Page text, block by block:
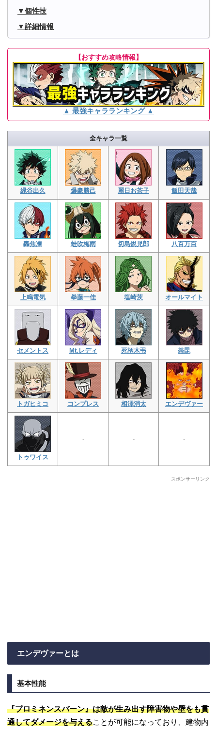
個性技
詳細情報
【おすすめ攻略情報】
▲ 最強キャラランキング ▲
全キャラ一覧
緑谷出久 爆豪勝己 麗日お茶子 飯田天哉
轟焦凍 蛙吹梅雨 切島鋭児郎 八百万百
上鳴電気 拳藤一佳 塩崎茨 オールマイト
セメントス Mt.レディ 死柄木弔 荼毘
トガヒミコ コンプレス 相澤消太 エンデヴァー
トゥワイス
- - -
スポンサーリンク
エンデヴァーとは
基本性能
『プロミネンスバーン』は敵が生み出す障害物や壁をも貫
通してダメージを与えることが可能になっており、建物内